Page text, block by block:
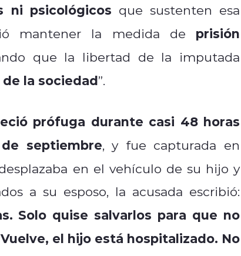
ni psicológicos que sustenten esa
mantener la medida de prisión
que la libertad de la imputada
la sociedad”.
prófuga durante casi 48 horas
septiembre, y fue capturada en
en el vehículo de su hijo y
a su esposo, la acusada escribió:
Solo quise salvarlos para que no
Vuelve, el hijo está hospitalizado. No